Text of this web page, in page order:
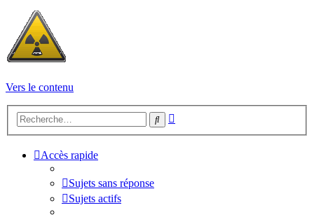
Vers le contenu
Rechercher
Accès rapide
Sujets sans réponse
Sujets actifs